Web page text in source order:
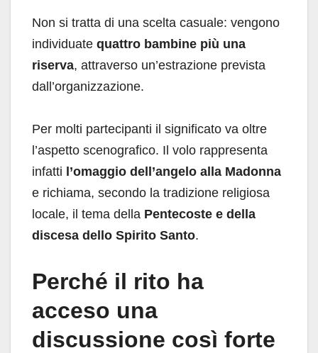
Non si tratta di una scelta casuale: vengono
individuate quattro bambine più una
riserva, attraverso un’estrazione prevista
dall’organizzazione.
Per molti partecipanti il significato va oltre
l’aspetto scenografico. Il volo rappresenta
infatti l’omaggio dell’angelo alla Madonna
e richiama, secondo la tradizione religiosa
locale, il tema della Pentecoste e della
discesa dello Spirito Santo.
Perché il rito ha
acceso una
discussione così forte